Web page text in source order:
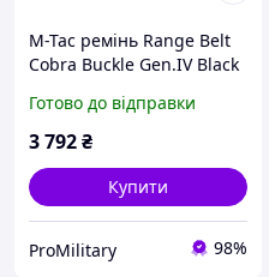
M-Tac ремінь Range Belt
Cobra Buckle Gen.IV Black
Готово до відправки
3 792₴
Купити
ProMilitary 98%